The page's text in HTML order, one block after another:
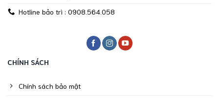
Hotline bảo trì : 0908.564.058
CHÍNH SÁCH
Chính sách bảo mật